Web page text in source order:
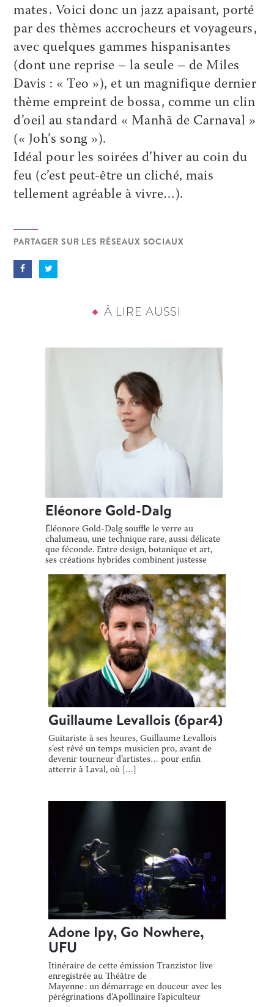
mates. Voici donc un jazz apaisant, porté
par des thèmes accrocheurs et voyageurs,
avec quelques gammes hispanisantes
(dont une reprise – la seule – de Miles
Davis : « Teo »), et un magnifique dernier
thème empreint de bossa, comme un clin
d’oeil au standard « Manhã de Carnaval »
(« Joh’s song »).
Idéal pour les soirées d’hiver au coin du
feu (c’est peut-être un cliché, mais
tellement agréable à vivre…).
PARTAGER SUR LES RÉSEAUX SOCIAUX
À LIRE AUSSI
Eléonore Gold-Dalg
Éléonore Gold-Dalg souffle le verre au
chalumeau, une technique rare, aussi délicate
que féconde. Entre design, botanique et art,
ses créations hybrides combinent justesse
Guillaume Levallois (6par4)
Guitariste à ses heures, Guillaume Levallois
s’est rêvé un temps musicien pro, avant de
devenir tourneur d’artistes… pour enfin
atterrir à Laval, où […]
Adone Ipy, Go Nowhere,
UFU
Itinéraire de cette émission Tranzistor live
enregistrée au Théâtre de
Mayenne : un démarrage en douceur avec les
pérégrinations d’Apollinaire l’apiculteur